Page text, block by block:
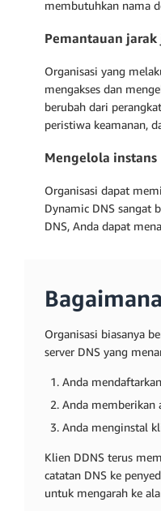
membutuhkan nama
Pemantauan jarak
Organisasi yang
mengakses dan
berubah dari
peristiwa keamanan,
Mengelola instans
Organisasi dapat
Dynamic DNS sangat
DNS, Anda dapat
Organisasi biasanya
server DNS yang
Anda
Anda memberikan
Anda menginstal
Klien DDNS terus
catatan DNS ke
untuk mengarah ke